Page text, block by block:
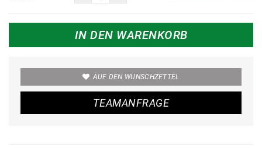
IN DEN WARENKORB
AUF DEN WUNSCHZETTEL
TEAMANFRAGE